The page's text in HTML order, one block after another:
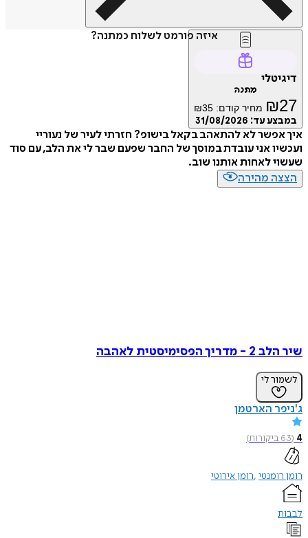
איזה פורמט לשלוח כמתנה?
דיגיטלי
מתנה
₪27 מחיר קודם: ₪35
במבצע עד: 31/08/2026
איך אפשר לא להתאהב בקאל בישופ? חזרתי לעיר של נעוריי
ועכשיו אני עובדת במוסך של החבר שפעם שבר לי את הלב, עם סוד
שעשוי לאחות אותנו שוב.
הצצה מהירה
שיר הלב 2 - מדריך הפסימיסטית לאהבה
לשמור לי
ג'ניפר הארטמן
4
(
63ביקורות)
רומן רומנטי רומן אירוטי
לבבות